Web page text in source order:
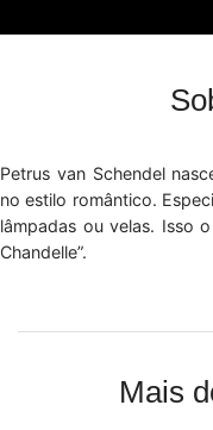
Petrus van Schendel
no estilo romântico.
lâmpadas ou velas. Isso
Chandelle”.
Mais